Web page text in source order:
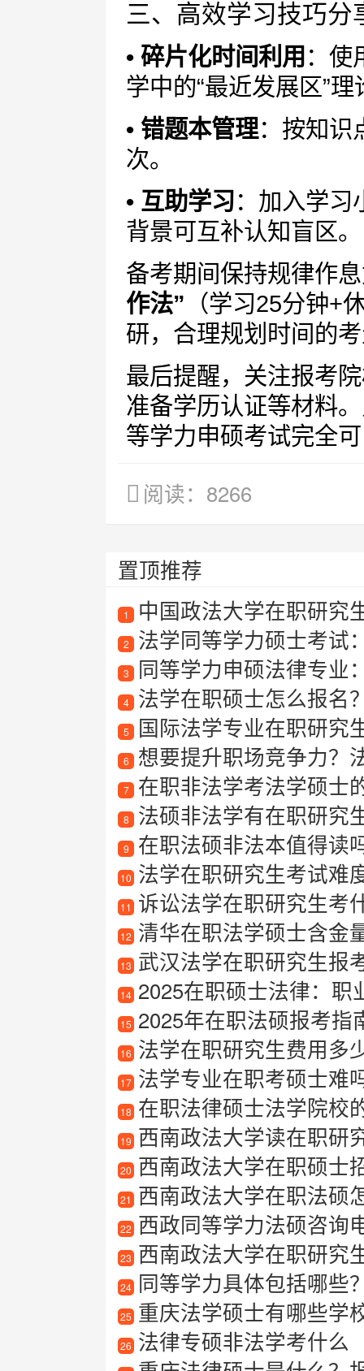
三、高效学习技巧分
• 碎片化时间利用 ：使
学中的“最近发展区”理
• 错题本管理：按知识
次。
• 互助学习：加入学习
背景可互补认知盲区。
备考期间保持规律作
作法” （学习25分钟+
研，合理规划时间的
最后提醒，关注报考
准备学历认证等材料
等学力申硕考试完全
阅读：8266
置顶推荐
1 中国政法大学在职研究
2 法学同等学力硕士考试
3 同等学力申硕法律专业
4 法学在职硕士怎么报名
5 国际法学专业在职研究生值
6 想要提升职场竞争力？法
7 在职非法学考法学硕士
8 法硕非法学有在职研究
9 在职法硕非法本值得读
10 法学在职研究生考试难
11 诉讼法学在职研究生考
12 清华在职法学硕士含金
13 武汉法学在职研究生报
14 2025在职硕士法律：
15 2025年在职法硕报考指南
16 法学在职研究生费用多
17 法学专业在职考硕士难吗
18 在职法律硕士法学院校
19 西南政法大学读在职研
20 西南政法大学在职硕士
21 西南政法大学在职法硕
22 西政同等学力法硕咨询
23 西南政法大学在职研究
24 同等学力具体包括哪些
25 重庆法学硕士有哪些学校可
26 法律专硕非法学考什么